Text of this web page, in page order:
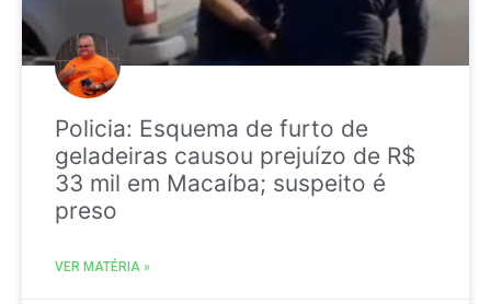
Policia: Esquema de furto de
geladeiras causou prejuízo de R$
33 mil em Macaíba; suspeito é
preso
VER MATÉRIA »